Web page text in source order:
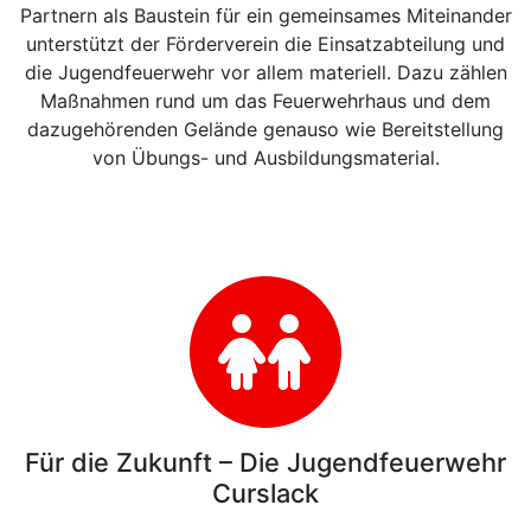
Partnern als Baustein für ein gemeinsames Miteinander
unterstützt der Förderverein die Einsatzabteilung und
die Jugendfeuerwehr vor allem materiell. Dazu zählen
Maßnahmen rund um das Feuerwehrhaus und dem
dazugehörenden Gelände genauso wie Bereitstellung
von Übungs- und Ausbildungsmaterial.
Für die Zukunft – Die Jugendfeuerwehr
Curslack